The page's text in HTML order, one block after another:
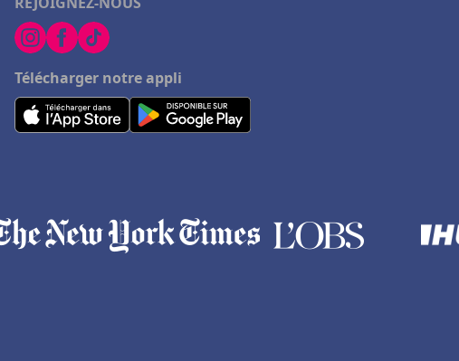
Télécharger notre appli